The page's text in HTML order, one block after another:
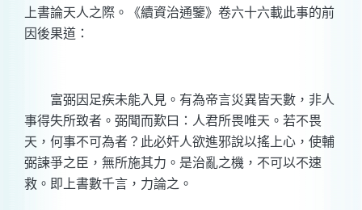
上書論天人之際。《續資治通鑒》卷六十六載此事的前
因後果道：
富弼因足疾未能入見。有為帝言災異皆天數，非人
事得失所致者。弼聞而歎曰：人君所畏唯天。若不畏
天，何事不可為者？此必奸人欲進邪說以搖上心，使輔
弼諫爭之臣，無所施其力。是治亂之機，不可以不速
救。即上書數千言，力論之。